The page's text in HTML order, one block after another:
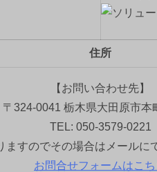
住所
【お問い合わせ先】
〒324-0041 栃木県大田原市本
TEL: 050-3579-0221
すのでその場合はメールに
お問合せフォームはこち